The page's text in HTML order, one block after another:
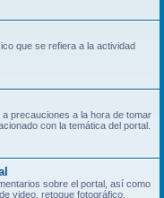
que se refiera a la actividad
precauciones a la hora de tomar
con la temática del portal.
sobre el portal, así como
video, retoque fotográfico,